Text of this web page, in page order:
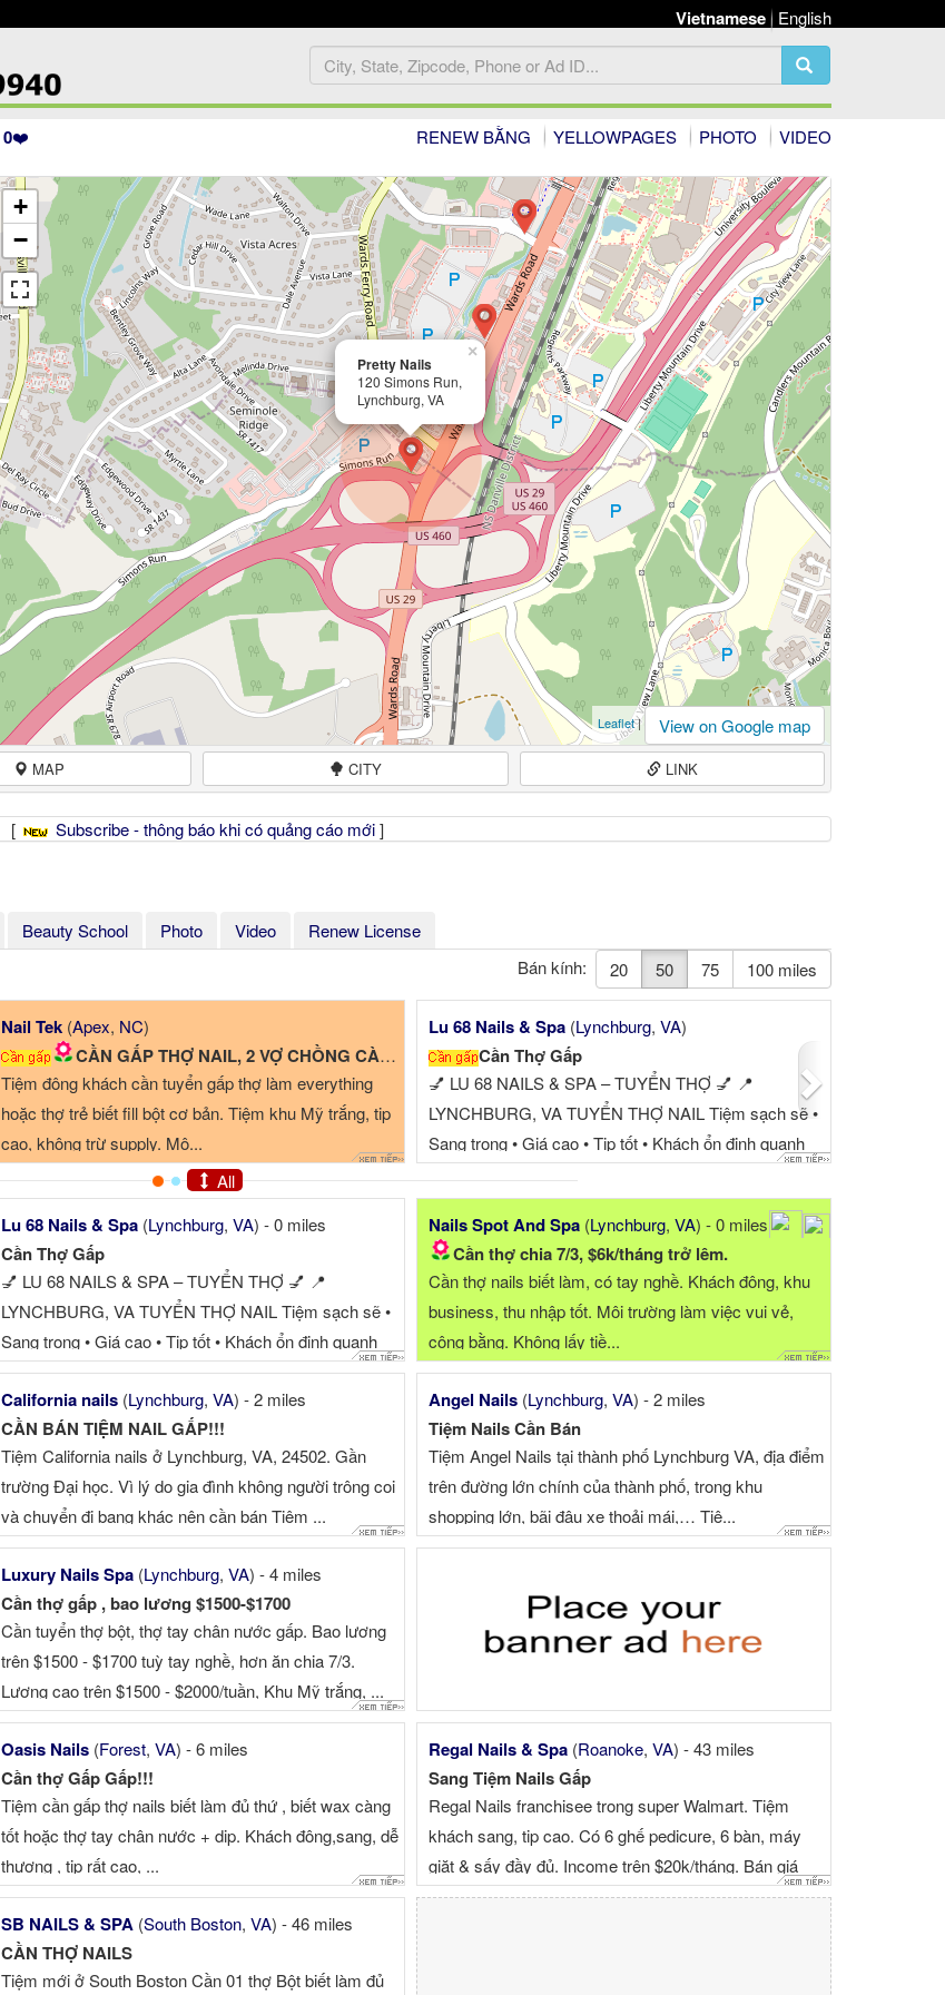
Vietnamese English
RENEW BẰNG YELLOWPAGES PHOTO VIDEO
0❤️
Pretty Nails
120 Simons Run,
Lynchburg, VA
×
+
−
Leaflet| View on Google map
MAP CITY LINK
[ Subscribe - thông báo khi có quảng cáo mới]
Beauty School Photo Video
Renew License
20 50 75 100 miles
Bán kính:
All
Nail Tek (Apex, NC)
CẦN GẤP THỢ NAIL, 2 VỢ CHỒNG CÀNG TỐT
Tiệm đông khách cần tuyển gấp thợ làm everything
hoặc thợ trẻ biết fill bột cơ bản. Tiệm khu Mỹ trắng, tip
cao, không trừ supply. Mô...
Lu 68 Nails & Spa (Lynchburg, VA)
Cần Thợ Gấp
💅 LU 68 NAILS & SPA – TUYỂN THỢ 💅 📍
LYNCHBURG, VA TUYỂN THỢ NAIL Tiệm sạch sẽ •
Sang trọng • Giá cao • Tip tốt • Khách ổn định quanh
Next
Lu 68 Nails & Spa (Lynchburg,VA) - 0 miles
Cần Thợ Gấp
💅 LU 68 NAILS & SPA – TUYỂN THỢ 💅 📍
LYNCHBURG, VA TUYỂN THỢ NAIL Tiệm sạch sẽ •
Sang trọng • Giá cao • Tip tốt • Khách ổn định quanh
năm ⭐ PHÙ HỢP CHO THỢ MUỐN LÀ...
Nails Spot And Spa (Lynchburg, VA) - 0 miles
Cần thợ chia 7/3, $6k/tháng trở lêm.
Cần thợ nails biết làm, có tay nghề. Khách đông, khu
business, thu nhập tốt. Môi trường làm việc vui vẻ,
công bằng. Không lấy tiề...
California nails (Lynchburg,VA) - 2 miles
CẦN BÁN TIỆM NAIL GẤP!!!
Tiệm California nails ở Lynchburg, VA, 24502. Gần
trường Đại học. Vì lý do gia đình không người trông coi
và chuyển đi bang khác nên cần bán Tiệm ...
Angel Nails (Lynchburg, VA) - 2 miles
Tiệm Nails Cần Bán
Tiệm Angel Nails tại thành phố Lynchburg VA, địa điểm
trên đường lớn chính của thành phố, trong khu
shopping lớn, bãi đậu xe thoải mái,… Tiệ...
Luxury Nails Spa (Lynchburg,VA) - 4 miles
Cần thợ gấp , bao lương $1500-$1700
Cần tuyển thợ bột, thợ tay chân nước gấp. Bao lương
trên $1500 - $1700 tuỳ tay nghề, hơn ăn chia 7/3.
Lương cao trên $1500 - $2000/tuần, Khu Mỹ trắng, ...
Oasis Nails (Forest,VA) - 6 miles
Cần thợ Gấp Gấp!!!
Tiệm cần gấp thợ nails biết làm đủ thứ , biết wax càng
tốt hoặc thợ tay chân nước + dip. Khách đông,sang, dễ
thương , tip rất cao, ...
Regal Nails & Spa (Roanoke, VA) - 43 miles
Sang Tiệm Nails Gấp
Regal Nails franchisee trong super Walmart. Tiệm
khách sang, tip cao. Có 6 ghế pedicure, 6 bàn, máy
giặt & sấy đầy đủ. Income trên $20k/tháng. Bán giá
$70k Nếu ai có nhã ý ...
SB NAILS & SPA (South Boston,VA) - 46 miles
CẦN THỢ NAILS
Tiệm mới ở South Boston Cần 01 thợ Bột biết làm đủ